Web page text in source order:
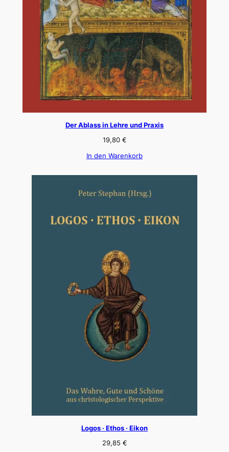
Der Ablass in Lehre und Praxis
19,80 €
In den Warenkorb
Logos · Ethos · Eikon
29,85 €